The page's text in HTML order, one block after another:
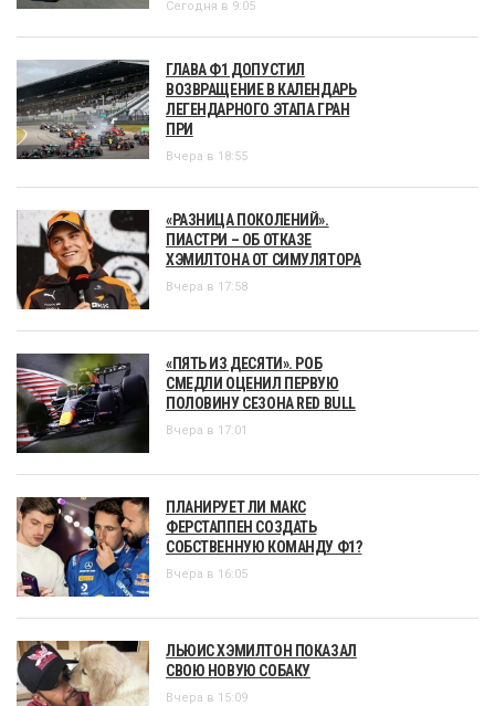
Сегодня в 9:05
ГЛАВА Ф1 ДОПУСТИЛ
ВОЗВРАЩЕНИЕ В КАЛЕНДАРЬ
ЛЕГЕНДАРНОГО ЭТАПА ГРАН
ПРИ
Вчера в 18:55
«РАЗНИЦА ПОКОЛЕНИЙ».
ПИАСТРИ – ОБ ОТКАЗЕ
ХЭМИЛТОНА ОТ СИМУЛЯТОРА
Вчера в 17:58
«ПЯТЬ ИЗ ДЕСЯТИ». РОБ
СМЕДЛИ ОЦЕНИЛ ПЕРВУЮ
ПОЛОВИНУ СЕЗОНА RED BULL
Вчера в 17:01
ПЛАНИРУЕТ ЛИ МАКС
ФЕРСТАППЕН СОЗДАТЬ
СОБСТВЕННУЮ КОМАНДУ Ф1?
Вчера в 16:05
ЛЬЮИС ХЭМИЛТОН ПОКАЗАЛ
СВОЮ НОВУЮ СОБАКУ
Вчера в 15:09